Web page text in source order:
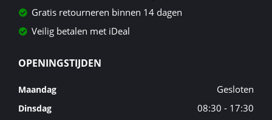
Gratis retourneren binnen 14 dagen
Veilig betalen met iDeal
OPENINGSTIJDEN
Maandag Gesloten
Dinsdag 08:30 - 17:30